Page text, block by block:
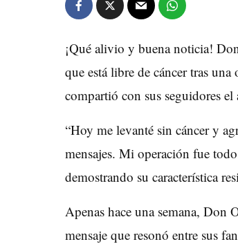
¡Qué alivio y buena noticia!
que está libre de cáncer tras
compartió con sus seguidores
“Hoy me levanté sin cáncer y
mensajes. Mi operación fue
demostrando su característica
Apenas hace una semana, Don
mensaje que resonó entre sus